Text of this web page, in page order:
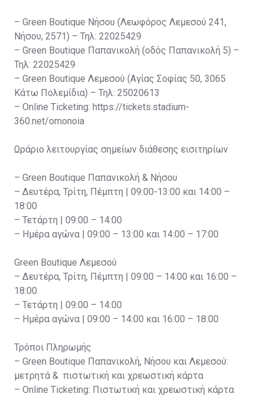
– Green Boutique Νήσου (Λεωφόρος Λεμεσού 241,
Νήσου, 2571) – Τηλ: 22025429
– Green Boutique Παπανικολή (οδός Παπανικολή 5) –
Τηλ: 22025429
– Green Boutique Λεμεσού (Αγίας Σοφίας 50, 3065
Κάτω Πολεμίδια) – Τηλ: 25020613
– Online Ticketing: https://tickets.stadium-
360.net/omonoia
Ωράριο λειτουργίας σημείων διάθεσης εισιτηρίων
– Green Boutique Παπανικολή & Νήσου
– Δευτέρα, Τρίτη, Πέμπτη | 09:00-13:00 και 14:00 –
18:00
– Τετάρτη | 09:00 – 14:00
– Ημέρα αγώνα | 09:00 – 13:00 και 14:00 – 17:00
Green Boutique Λεμεσού
– Δευτέρα, Τρίτη, Πέμπτη | 09:00 – 14:00 και 16:00 –
18:00
– Τετάρτη | 09:00 – 14:00
– Ημέρα αγώνα | 09:00 – 14:00 και 16:00 – 18:00
Τρόποι Πληρωμής
– Green Boutique Παπανικολή, Νήσου και Λεμεσού:
μετρητά & πιστωτική και χρεωστική κάρτα
– Online Ticketing: Πιστωτική και χρεωστική κάρτα